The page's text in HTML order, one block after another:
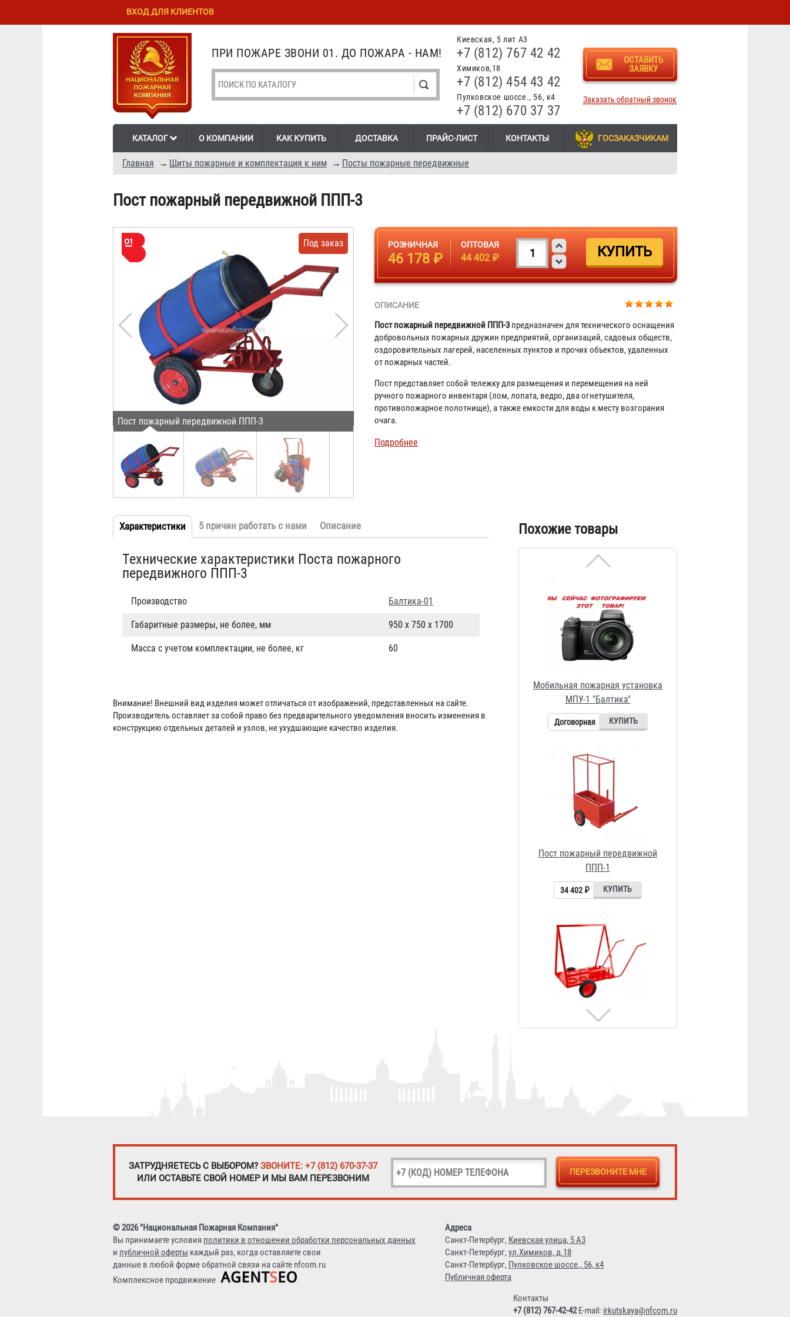
Перейти к
содержанию
Skip to
Киевская, 5 лит А3
+7 (812) 767 42 42
Химиков,18
+7 (812) 454 43 42
Пулковское шоссе., 56, к4
+7 (812) 670 37 37
ОСТАВИТЬ
ЗАЯВКУ
Заказать обратный звонок
ПРИ ПОЖАРЕ ЗВОНИ 01. ДО ПОЖАРА - НАМ!
КАТАЛОГ О КОМПАНИИ КАК КУПИТЬ ДОСТАВКА ПРАЙС-ЛИСТ КОНТАКТЫ ГОСЗАКАЗЧИКАМ
Главная → Щиты пожарные и комплектация к ним → Посты пожарные передвижные
ВХОД ДЛЯ КЛИЕНТОВ
Пост пожарный передвижной ППП-3
Пост пожарный передвижной ППП-3
Под заказ РОЗНИЧНАЯ
46 178 ₽
ОПТОВАЯ
44 402 ₽
ОПИСАНИЕ
Пост пожарный передвижной ППП-3 предназначен для технического оснащения
добровольных пожарных дружин предприятий, организаций, садовых обществ,
оздоровительных лагерей, населенных пунктов и прочих объектов, удаленных
от пожарных частей.
Пост представляет собой тележку для размещения и перемещения на ней
ручного пожарного инвентаря (лом, лопата, ведро, два огнетушителя,
противопожарное полотнище), а также емкости для воды к месту возгорания
очага.
Подробнее
Табы
Характеристики (активная
5 причин работать с нами Описание
Технические характеристики Поста пожарного
передвижного ППП-3
Производство Балтика-01
Габаритные размеры, не более, мм 950 х 750 х 1700
Масса с учетом комплектации, не более, кг 60
Внимание! Внешний вид изделия может отличаться от изображений, представленных на сайте.
Производитель оставляет за собой право без предварительного уведомления вносить изменения в
конструкцию отдельных деталей и узлов, не ухудшающие качество изделия.
Похожие товары
Пост пожарный передвижной
13 791 ₽
МПУ-1 "Балтика"
Пост пожарный передвижной
ППП-1
34 402 ₽
Пост пожарный мобильный
передвижной ППМП
32 500 ₽
Противопожарная муфта
ЗАТРУДНЯЕТЕСЬ С ВЫБОРОМ? ЗВОНИТЕ: +7 (812) 670-37-37
ИЛИ ОСТАВЬТЕ СВОЙ НОМЕР И МЫ ВАМ ПЕРЕЗВОНИМ
© 2026 "Национальная Пожарная Компания"
Вы принимаете условия политики в отношении обработки персональных данных
и публичной оферты каждый раз, когда оставляете свои
данные в любой форме обратной связи на сайте nfcom.ru
Комплексное продвижение
Адреса
Санкт-Петербург, Киевская улица, 5 А3
Санкт-Петербург,ул.Химиков, д.18
Санкт-Петербург, Пулковское шоссе., 56, к4
Публичная оферта
Контакты
+7 (812) 767-42-42E-mail: irkutskaya@nfcom.ru